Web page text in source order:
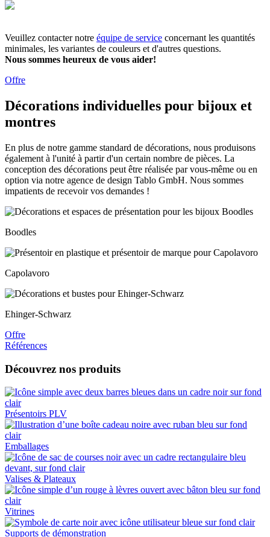
Veuillez contacter notre équipe de service concernant les quantités
minimales, les variantes de couleurs et d'autres questions.
Nous sommes heureux de vous aider!
Offre
Décorations individuelles pour bijoux et
montres
En plus de notre gamme standard de décorations, nous produisons
également à l'unité à partir d'un certain nombre de pièces. La
conception des décorations peut être réalisée par vous-même ou en
option via notre agence de design Tablo GmbH. Nous sommes
impatients de recevoir vos demandes !
Boodles
Capolavoro
Ehinger-Schwarz
Offre
Références
Découvrez nos produits
Présentoirs PLV
Emballages
Valises & Plateaux
Vitrines
Supports de démonstration